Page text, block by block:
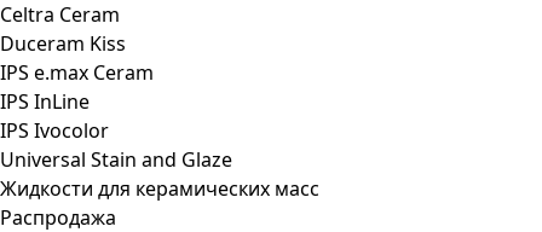
Celtra Ceram
Duceram Kiss
IPS e.max Ceram
IPS InLine
IPS Ivocolor
Universal Stain and Glaze
Жидкости для керамических масс
Распродажа